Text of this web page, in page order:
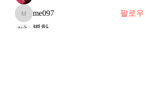
me097
me097
팔로우
별하